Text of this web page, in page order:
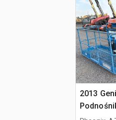
2013